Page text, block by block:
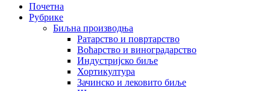
Почетна
Рубрике
Биљна производња
Ратарство и повртарство
Воћарство и виноградарство
Индустријско биље
Хортикултура
Зачинско и лековито биље